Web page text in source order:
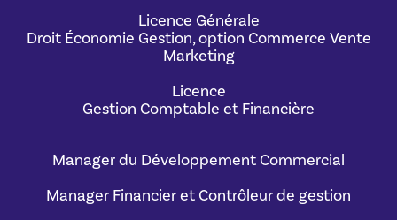
Licence Générale
Droit Économie Gestion, option Commerce Vente
Marketing
Licence
Gestion Comptable et Financière
Manager du Développement Commercial
Manager Financier et Contrôleur de gestion